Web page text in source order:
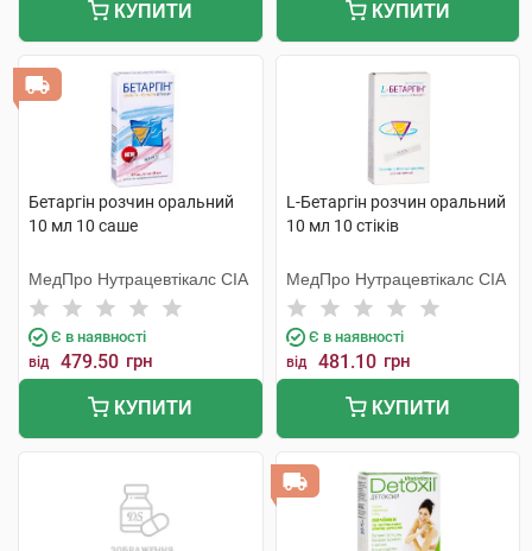
КУПИТИ КУПИТИ
Бетаргін розчин оральний
10 мл 10 саше
МедПро Нутрацевтікалс СІА
Є в наявності
від 479.50 грн
КУПИТИ
L-Бетаргін розчин оральний
10 мл 10 стіків
МедПро Нутрацевтікалс СІА
Є в наявності
від 481.10 грн
КУПИТИ